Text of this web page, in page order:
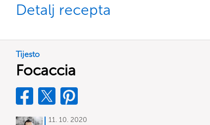
Detalj recepta
Tijesto
Focaccia
11. 10. 2020